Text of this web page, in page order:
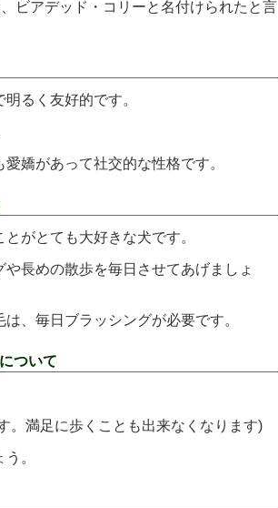
ビアデッド・コリーと名付けられたと言
るく友好的です。
嬌があって社交的な性格です。
がとても大好きな犬です。
長めの散歩を毎日させてあげましょ
、毎日ブラッシングが必要です。
ついて
。満足に歩くことも出来なくなります)
。